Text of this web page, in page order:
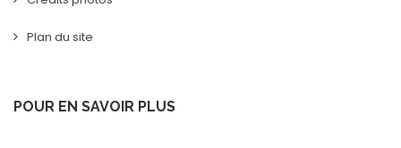
Plan du site
POUR EN SAVOIR PLUS